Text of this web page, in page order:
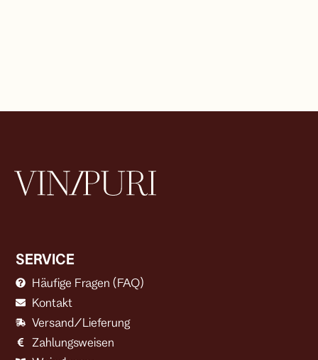
SERVICE
Häufige Fragen (FAQ)
Kontakt
Versand/Lieferung
Zahlungsweisen